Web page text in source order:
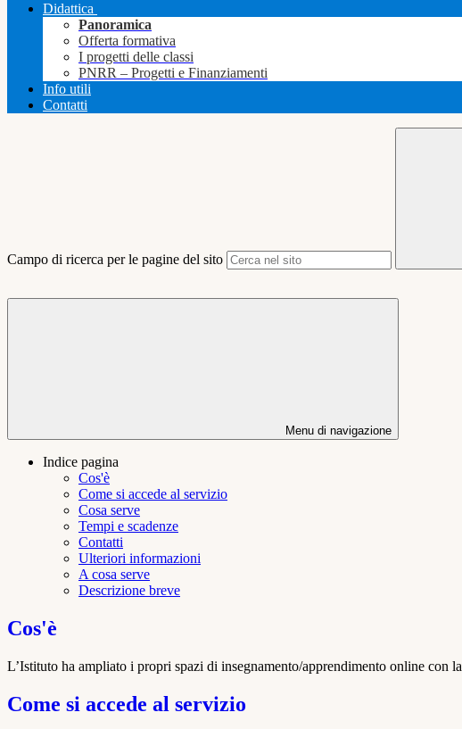
Didattica
Panoramica
Offerta formativa
I progetti delle classi
PNRR – Progetti e Finanziamenti
Info utili
Contatti
Campo di ricerca per le pagine del sito
Menu di navigazione
Indice pagina
Cos'è
Come si accede al servizio
Cosa serve
Tempi e scadenze
Contatti
Ulteriori informazioni
A cosa serve
Descrizione breve
Cos'è
L’Istituto ha ampliato i propri spazi di insegnamento/apprendimento online con
Come si accede al servizio